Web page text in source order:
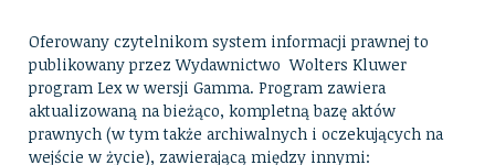
Oferowany czytelnikom system informacji prawnej to
publikowany przez Wydawnictwo Wolters Kluwer
program Lex w wersji Gamma. Program zawiera
aktualizowaną na bieżąco, kompletną bazę aktów
prawnych (w tym także archiwalnych i oczekujących na
wejście w życie), zawierającą między innymi: